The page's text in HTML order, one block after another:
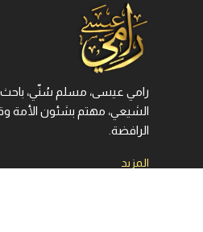
رامي عيسى، مسلم سُنّي،
الشيعي، مهتم بشئون الأمة
الرافضة.
المزيد